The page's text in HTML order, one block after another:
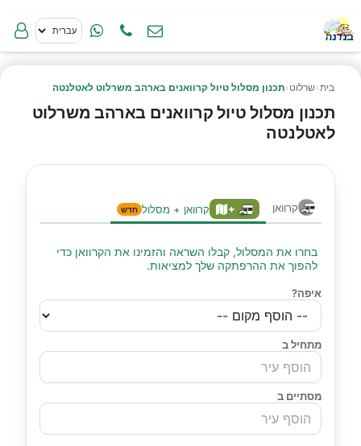
בית›שרלוט ›תכנון מסלול טיול קרוואנים בארהב משרלוט לאטלנטה
תכנון מסלול טיול קרוואנים בארהב משרלוט
לאטלנטה
קרוואן + קרוואן + מסלול חדש
בחרו את המסלול, קבלו השראה והזמינו את הקרוואן כדי
להפוך את ההרפתקה שלך למציאות.
איפה?
מתחיל ב
מסתיים ב